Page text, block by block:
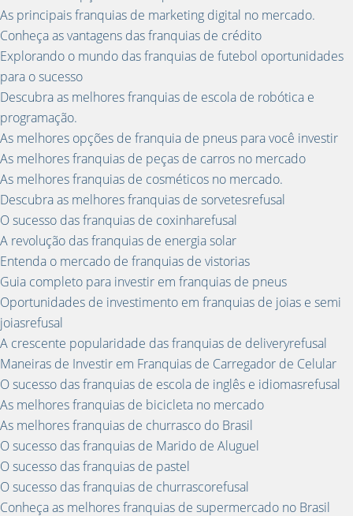
As principais franquias de marketing digital no mercado.
Conheça as vantagens das franquias de crédito
Explorando o mundo das franquias de futebol oportunidades
para o sucesso
Descubra as melhores franquias de escola de robótica e
programação.
As melhores opções de franquia de pneus para você investir
As melhores franquias de peças de carros no mercado
As melhores franquias de cosméticos no mercado.
Descubra as melhores franquias de sorvetesrefusal
O sucesso das franquias de coxinharefusal
A revolução das franquias de energia solar
Entenda o mercado de franquias de vistorias
Guia completo para investir em franquias de pneus
Oportunidades de investimento em franquias de joias e semi
joiasrefusal
A crescente popularidade das franquias de deliveryrefusal
Maneiras de Investir em Franquias de Carregador de Celular
O sucesso das franquias de escola de inglês e idiomasrefusal
As melhores franquias de bicicleta no mercado
As melhores franquias de churrasco do Brasil
O sucesso das franquias de Marido de Aluguel
O sucesso das franquias de pastel
O sucesso das franquias de churrascorefusal
Conheça as melhores franquias de supermercado no Brasil